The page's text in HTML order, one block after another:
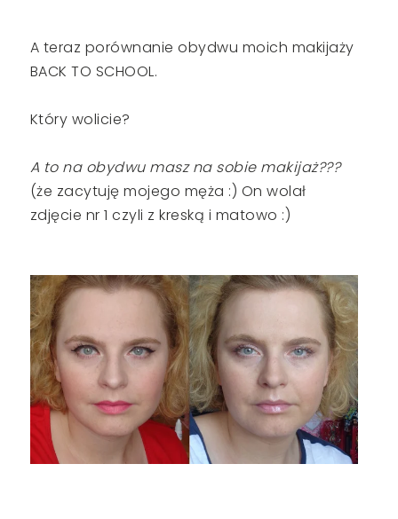
A teraz porównanie obydwu moich makijaży
BACK TO SCHOOL.
Który wolicie?
A to na obydwu masz na sobie makijaż???
(że zacytuję mojego męża :) On wolał
zdjęcie nr 1 czyli z kreską i matowo :)